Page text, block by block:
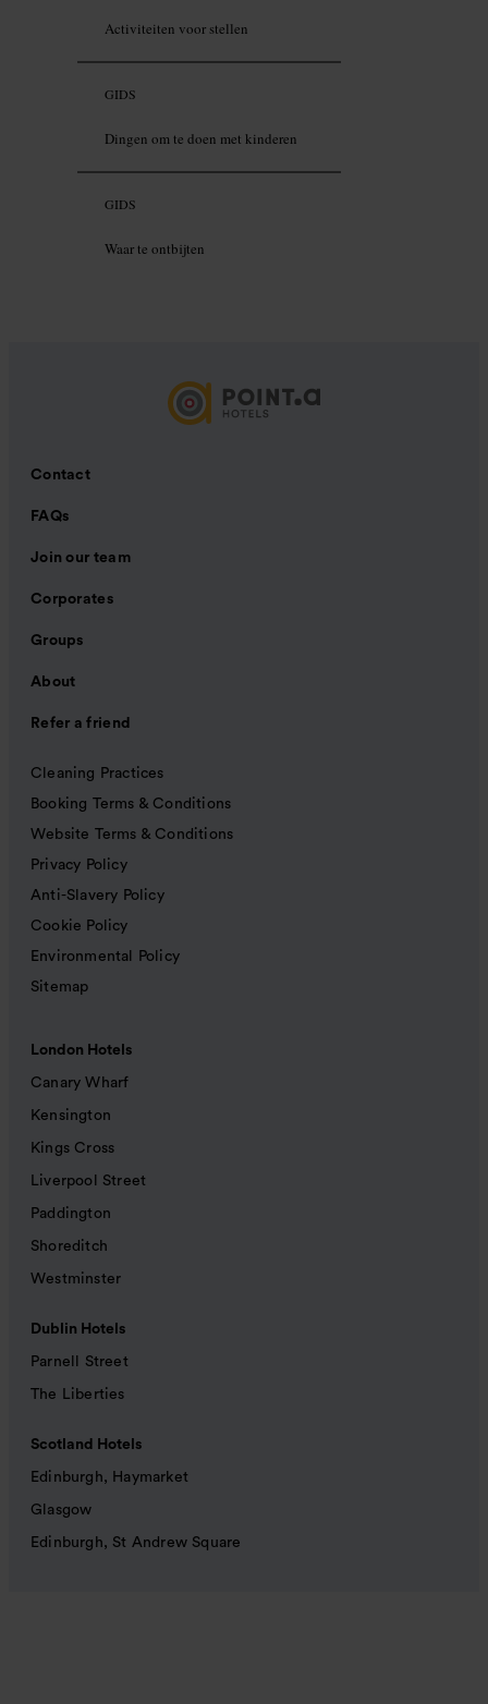
Activiteiten voor stellen
GIDS
Dingen om te doen met kinderen
GIDS
Waar te ontbijten
Contact
FAQs
Join our team
Corporates
Groups
About
Refer a friend
Cleaning Practices
Booking Terms & Conditions
Website Terms & Conditions
Privacy Policy
Anti-Slavery Policy
Cookie Policy
Environmental Policy
Sitemap
London Hotels
Canary Wharf
Kensington
Kings Cross
Liverpool Street
Paddington
Shoreditch
Westminster
Dublin Hotels
Parnell Street
The Liberties
Scotland Hotels
Edinburgh, Haymarket
Glasgow
Edinburgh, St Andrew Square